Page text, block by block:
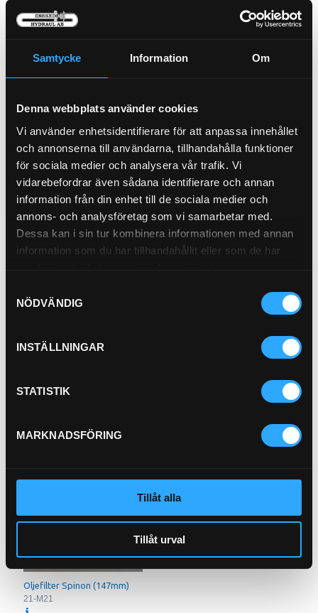
Samtycke Information Om
Denna webbplats använder cookies
Vi använder enhetsidentifierare för att anpassa innehållet
och annonserna till användarna, tillhandahålla funktioner
för sociala medier och analysera vår trafik. Vi
vidarebefordrar även sådana identifierare och annan
information från din enhet till de sociala medier och
annons- och analysföretag som vi samarbetar med.
Dessa kan i sin tur kombinera informationen med annan
information som du har tillhandahållit eller som de har
NÖDVÄNDIG
INSTÄLLNINGAR
STATISTIK
MARKNADSFÖRING
Tillåt alla
Tillåt urval
Luftfilter Axialtätning (I) 21-L23
Köp
Hyttfilter 21-0449
Transmissionfilter Spinon
Outer Diameter 97 mm (3.82 inch)
Gasket OD 70 mm (2.76 inch)
Gasket ID 63 mm (2.48 inch)
576.00
Köp
Oljefilter Spinon (147mm)
21-M21
P-NIPPEL JIC (1/2x7/8-14)